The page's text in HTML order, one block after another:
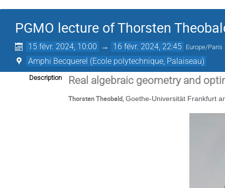
PGMO lecture of Thorsten
15 févr. 2024, 10:00 → 16 févr. 2024, 22:45 Europe/Paris
Amphi Becquerel (Ecole polytechnique, Palaiseau)
Description Real algebraic geometry and
Thorsten Theobald,Goethe-Universität Frankfurt